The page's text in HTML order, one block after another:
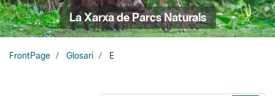
La Xarxa de Parcs Naturals
FrontPage Glosari E